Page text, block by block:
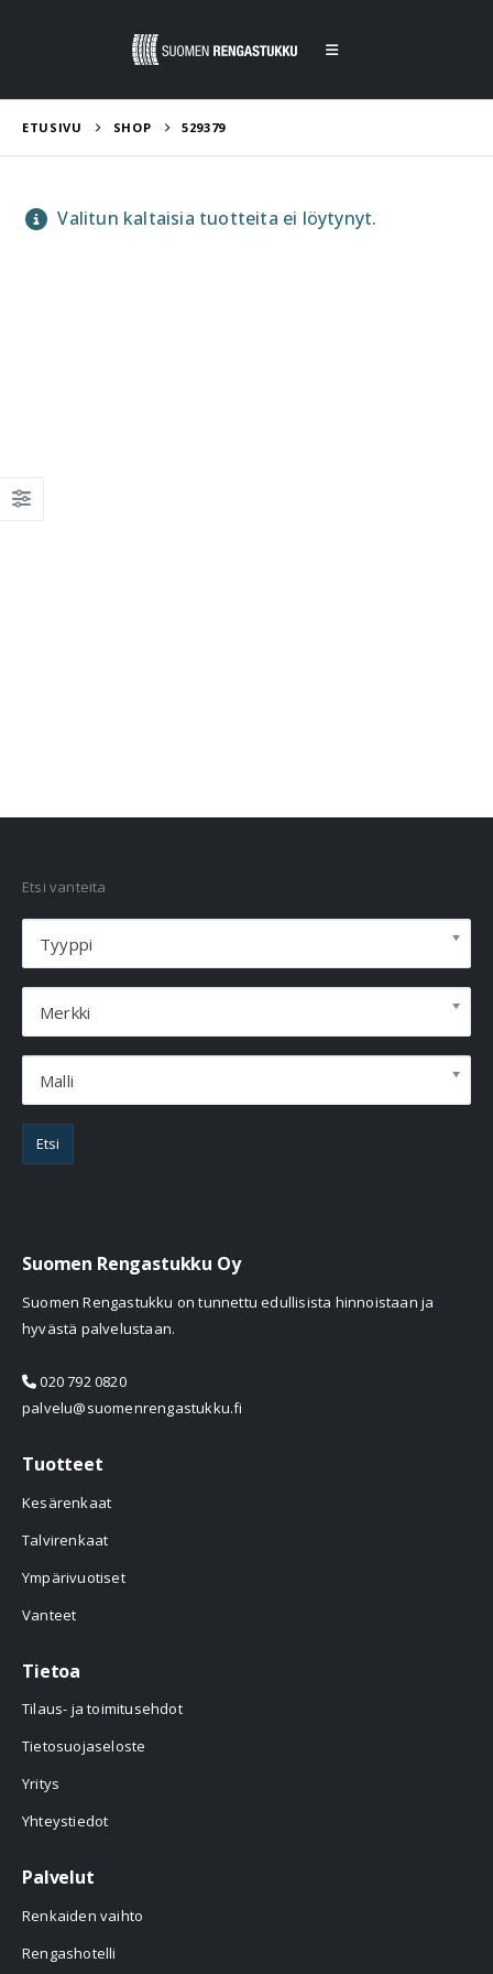
ETUSIVU SHOP 529379
Valitun kaltaisia tuotteita ei löytynyt.
Etsi vanteita
Tyyppi
Merkki
Malli
Etsi
Suomen Rengastukku Oy
Suomen Rengastukku on tunnettu edullisista hinnoistaan ja
hyvästä palvelustaan.
020 792 0820
palvelu@suomenrengastukku.fi
Tuotteet
Kesärenkaat
Talvirenkaat
Ympärivuotiset
Vanteet
Tietoa
Tilaus- ja toimitusehdot
Tietosuojaseloste
Yritys
Yhteystiedot
Palvelut
Renkaiden vaihto
Rengashotelli